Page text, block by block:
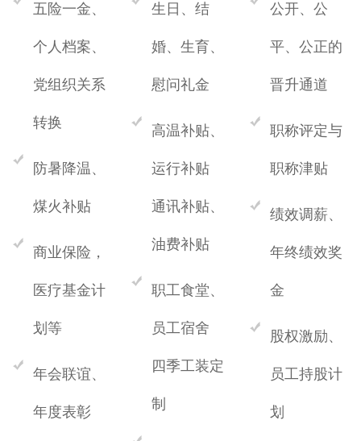
五险一金、
个人档案、
党组织关系
转换
防暑降温、
煤火补贴
商业保险，
医疗基金计
划等
年会联谊、
年度表彰
生日、结
婚、生育、
慰问礼金
高温补贴、
运行补贴
通讯补贴、
油费补贴
职工食堂、
员工宿舍
四季工装定
制
公开、公
平、公正的
晋升通道
职称评定与
职称津贴
绩效调薪、
年终绩效奖
金
股权激励、
员工持股计
划